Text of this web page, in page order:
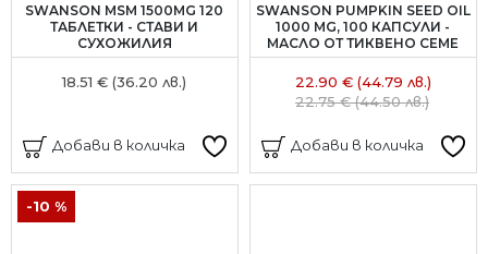
SWANSON MSM 1500MG 120
ТАБЛЕТКИ - СТАВИ И
СУХОЖИЛИЯ
18.51 € (36.20 лв.)
Добави в количка
SWANSON PUMPKIN SEED OIL
1000 MG, 100 КАПСУЛИ -
МАСЛО ОТ ТИКВЕНО СЕМЕ
22.90 € (44.79 лв.)
22.75 € (44.50 лв.)
Добави в количка
-10 %